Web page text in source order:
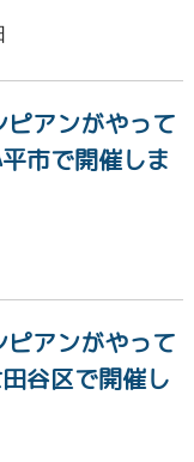
ピアンがやって
市で開催しま
ピアンがやって
谷区で開催し